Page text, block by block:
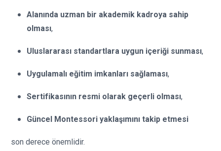
Alanında uzman bir akademik kadroya sahip
olması,
Uluslararası standartlara uygun içeriği sunması,
Uygulamalı eğitim imkanları sağlaması,
Sertifikasının resmi olarak geçerli olması,
Güncel Montessori yaklaşımını takip etmesi
son derece önemlidir.